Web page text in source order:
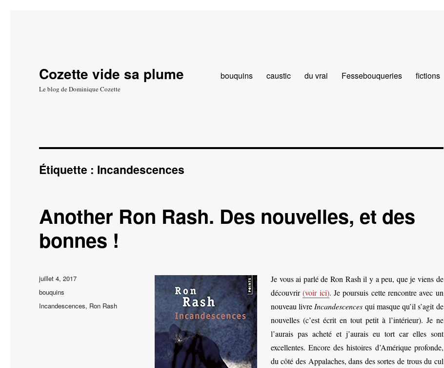
Cozette vide sa plume
Le blog de Dominique Cozette
bouquins caustic du vrai Fessebouqueries fictions
Étiquette : Incandescences
Another Ron Rash. Des nouvelles, et des
bonnes !
Je vous ai parlé de Ron Rash il y a peu, que je viens de
découvrir(voir ici). Je poursuis cette rencontre avec un
nouveau livre Incandescences qui masque qu’il s’agit de
nouvelles (c’est écrit en tout petit à l’intérieur). Je ne
l’aurais pas acheté et j’aurais eu tort car elles sont
excellentes. Encore des histoires d’Amérique profonde,
du côté des Appalaches, dans des sortes de trous du cul
Publié
le
juillet 4, 2017
Catégories
bouquins
Étiquettes
Incandescences, Ron Rash